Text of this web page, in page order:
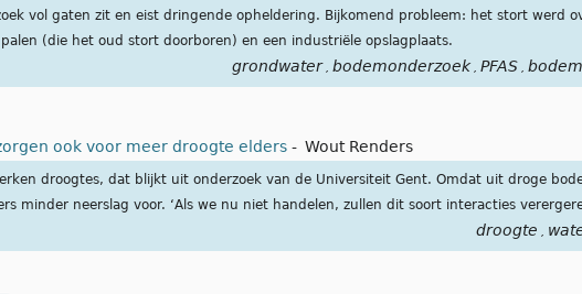
vol gaten zit en eist dringende opheldering. Bijkomend probleem: het stort werd
(die het oud stort doorboren) en een industriële opslagplaats.
grondwater bodemonderzoek PFAS
ook voor meer droogte elders - Wout Renders
droogtes, dat blijkt uit onderzoek van de Universiteit Gent. Omdat uit droge
minder neerslag voor. ‘Als we nu niet handelen, zullen dit soort interacties
droogte